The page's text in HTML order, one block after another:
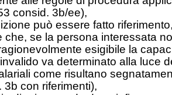
consid. 3b/ee),
può essere fatto
che, se la persona interessata
esigibile la
va determinato alla luce
come risultano
3b con riferimenti),